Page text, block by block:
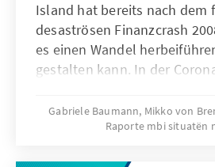
Island hat bereits nach dem
desaströsen Finanzcrash
es einen Wandel
gestalten kann. In der
Ausbreitung einer Pandemie.
wurden 12% der
Gabriele Baumann, Mikko von
Raporte mbi situatën